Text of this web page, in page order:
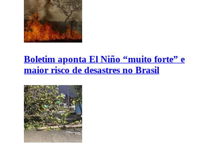
Boletim aponta El Niño “muito forte” e
maior risco de desastres no Brasil